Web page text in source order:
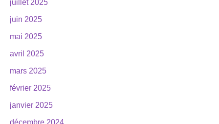
juillet 2025
juin 2025
mai 2025
avril 2025
mars 2025
février 2025
janvier 2025